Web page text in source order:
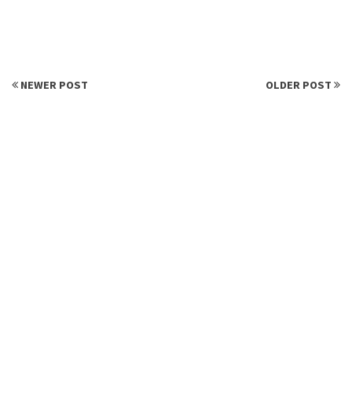
NEWER POST OLDER POST